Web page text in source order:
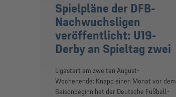
Spielpläne der DFB-
Nachwuchsligen
veröffentlicht: U19-
Derby an Spieltag zwei
Ligastart am zweiten August-
Wochenende: Knapp einen Monat vor dem
Saisonbeginn hat der Deutsche Fußball-